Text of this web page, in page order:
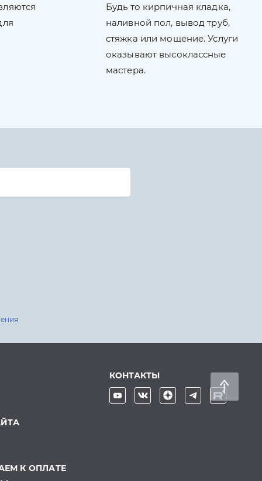
Будь то кирпичная кладка,
наливной пол, вывод труб,
стяжка или мощение. Услуги
оказывают высоклассные
мастера.
К ОПЛАТЕ
КОНТАКТЫ